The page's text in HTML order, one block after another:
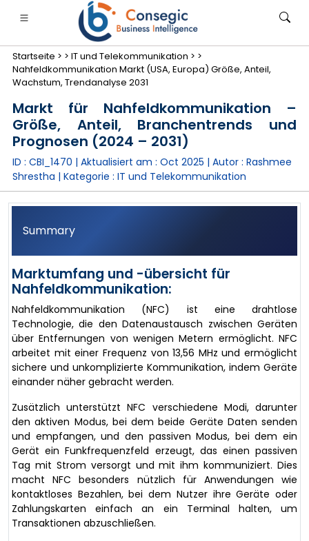
Finanzdienstleistungen und Versicherungen
• Konsumgüter• Energie und Strom
• Fallstudien
Startseite > > IT und Telekommunikation > >
Nahfeldkommunikation Markt (USA, Europa) Größe, Anteil,
Wachstum, Trendanalyse 2031
Markt für Nahfeldkommunikation –
Größe, Anteil, Branchentrends und
Prognosen (2024 – 2031)
ID : CBI_1470 | Aktualisiert am : Oct 2025 | Autor : Rashmee
Shrestha | Kategorie : IT und Telekommunikation
Summary
Marktumfang und -übersicht für
Nahfeldkommunikation:
Nahfeldkommunikation (NFC) ist eine drahtlose
Technologie, die den Datenaustausch zwischen Geräten
über Entfernungen von wenigen Metern ermöglicht. NFC
arbeitet mit einer Frequenz von 13,56 MHz und ermöglicht
sichere und unkomplizierte Kommunikation, indem Geräte
einander näher gebracht werden.
Zusätzlich unterstützt NFC verschiedene Modi, darunter
den aktiven Modus, bei dem beide Geräte Daten senden
und empfangen, und den passiven Modus, bei dem ein
Gerät ein Funkfrequenzfeld erzeugt, das einen passiven
Tag mit Strom versorgt und mit ihm kommuniziert. Dies
macht NFC besonders nützlich für Anwendungen wie
kontaktloses Bezahlen, bei dem Nutzer ihre Geräte oder
Zahlungskarten einfach an ein Terminal halten, um
Transaktionen abzuschließen.